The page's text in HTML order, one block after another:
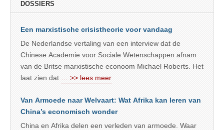
DOSSIERS
Een marxistische crisistheorie voor vandaag
De Nederlandse vertaling van een interview dat de
Chinese Academie voor Sociale Wetenschappen afnam
van de Britse marxistische econoom Michael Roberts. Het
laat zien dat
… >> lees meer
Van Armoede naar Welvaart: Wat Afrika kan leren van
China’s economisch wonder
China en Afrika delen een verleden van armoede. Waar